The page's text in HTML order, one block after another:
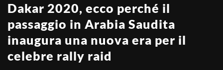
Dakar 2020, ecco perché il
passaggio in Arabia Saudita
inaugura una nuova era per il
celebre rally raid